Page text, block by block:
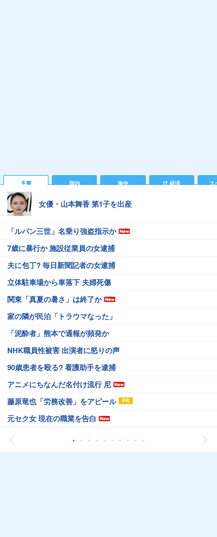
主要 国内 海外 IT 経済 ス
女優・山本舞香 第1子を出産
「ルパン三世」名乗り強盗指示か
7歳に暴行か 施設従業員の女逮捕
夫に包丁? 毎日新聞記者の女逮捕
立体駐車場から車落下 夫婦死傷
関東「真夏の暑さ」は終了か
家の隣が民泊「トラウマなった」
「泥酔者」熊本で通報が頻発か
NHK職員性被害 出演者に怒りの声
90歳患者を殴る? 看護助手を逮捕
アニメにちなんだ名付け流行 尼
藤原竜也「労務改善」をアピール
元セク女 現在の職業を告白